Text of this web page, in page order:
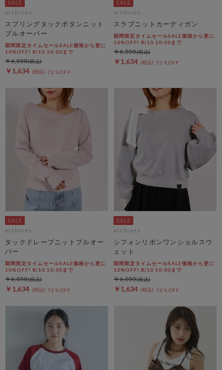
archives
スプリングタックボタンニット
プルオーバー
期間限定タイムセールSALE価格から更に
10%OFF! 8/10 10:00まで
￥1,634 72％OFF
￥6,050
archives
スラブニットカーディガン
期間限定タイムセールSALE価格から更に
10%OFF! 8/10 10:00まで
￥1,634 72％OFF
￥6,050
archives
タックドレープニットプルオー
バー
期間限定タイムセールSALE価格から更に
10%OFF! 8/10 10:00まで
￥1,634 72％OFF
￥6,050
archives
シフォンリボンワンショルスウ
ェット
期間限定タイムセールSALE価格から更に
10%OFF! 8/10 10:00まで
￥1,634 72％OFF
￥6,050